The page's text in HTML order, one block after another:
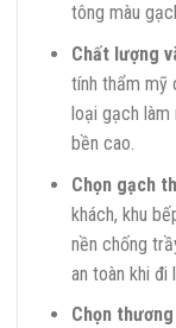
tông màu
Chất lượng
tính thẩm mỹ
loại gạch làm
bền cao.
Chọn gạch
khách, khu
nền chống
an toàn khi đi
Chọn